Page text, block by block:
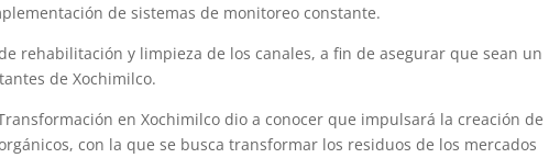
de sistemas de monitoreo constante.
rehabilitación y limpieza de los canales, a fin de asegurar que sean un
de Xochimilco.
en Xochimilco dio a conocer que impulsará la creación de
con la que se busca transformar los residuos de los mercados